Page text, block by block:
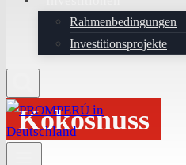
Rahmenbedingungen
Investitionsprojekte
Kokosnuss